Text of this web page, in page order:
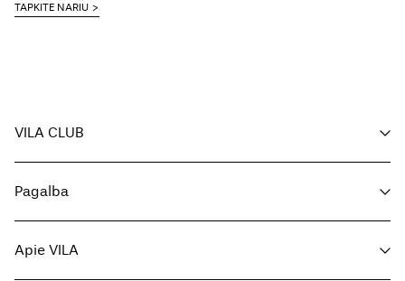
TAPKITE NARIU
VILA CLUB
Tapkite nariu
Mano paskyra
Užsakymo sekimas
Pagalba
Grįžti čia
Pristatymo būdai
Apie VILA